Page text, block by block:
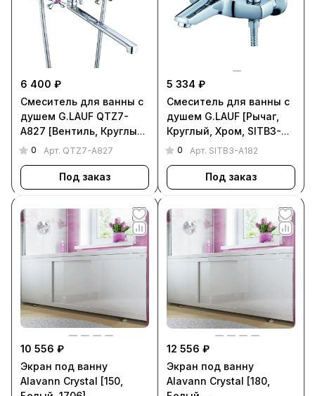
6 400 ₽
Смеситель для ванны с
душем G.LAUF QTZ7-
A827 [Вентиль, Круглый,
Хром, QTZ7-A827]
0 Арт. QTZ7-A827
Под заказ
5 334 ₽
Смеситель для ванны с
душем G.LAUF [Рычаг,
Круглый, Хром, SITB3-
A182]
0 Арт. SITB3-A182
Под заказ
10 556 ₽
Экран под ванну
Alavann Crystal [150,
12 556 ₽
Экран под ванну
Alavann Crystal [180,